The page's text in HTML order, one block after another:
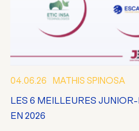
04.06.26 MATHIS SPINOSA
LES 6 MEILLEURES
EN 2026